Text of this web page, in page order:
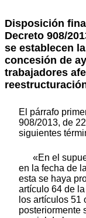
Disposición
Decreto 908/
se establecen
concesión de
trabajadores
El párrafo
908/2013, de
siguientes
«En el
en la fecha de
esta se haya
artículo 64 de
los artículos 51
posteriormente